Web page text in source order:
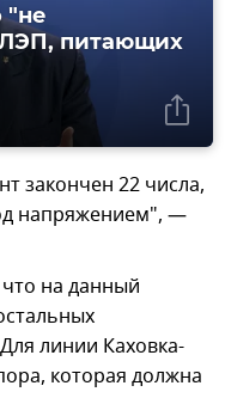
"не
ЛЭП, питающих
закончен 22 числа,
напряжением", —
на данный
линии Каховка-
которая должна